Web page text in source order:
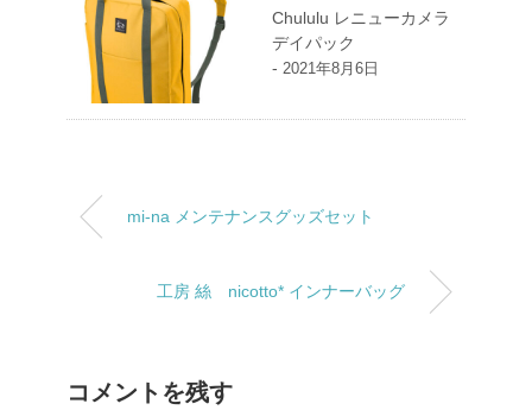
Chululu レニューカメラ
デイパック
- 2021年8月6日
mi-na メンテナンスグッズセット
工房 絲 nicotto* インナーバッグ
コメントを残す